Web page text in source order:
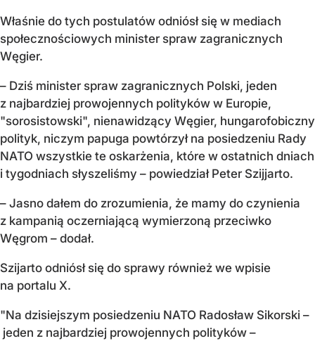
Właśnie do tych postulatów odniósł się w mediach
społecznościowych minister spraw zagranicznych
Węgier.
– Dziś minister spraw zagranicznych Polski, jeden
z najbardziej prowojennych polityków w Europie,
"sorosistowski", nienawidzący Węgier, hungarofobiczny
polityk, niczym papuga powtórzył na posiedzeniu Rady
NATO wszystkie te oskarżenia, które w ostatnich dniach
i tygodniach słyszeliśmy – powiedział Peter Szijjarto.
– Jasno dałem do zrozumienia, że mamy do czynienia
z kampanią oczerniającą wymierzoną przeciwko
Węgrom – dodał.
Szijarto odniósł się do sprawy również we wpisie
na portalu X.
"Na dzisiejszym posiedzeniu NATO Radosław Sikorski –
jeden z najbardziej prowojennych polityków –